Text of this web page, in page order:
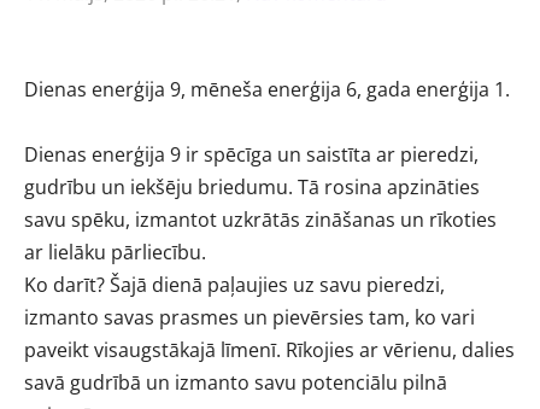
Dienas enerģija 9, mēneša enerģija 6, gada enerģija 1.
Dienas enerģija 9 ir spēcīga un saistīta ar pieredzi,
gudrību un iekšēju briedumu. Tā rosina apzināties
savu spēku, izmantot uzkrātās zināšanas un rīkoties
ar lielāku pārliecību.
Ko darīt? Šajā dienā paļaujies uz savu pieredzi,
izmanto savas prasmes un pievērsies tam, ko vari
paveikt visaugstākajā līmenī. Rīkojies ar vērienu, dalies
savā gudrībā un izmanto savu potenciālu pilnā